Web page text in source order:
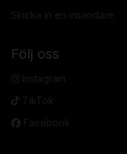
Skicka in en insändare
Följ oss
Instagram
TikTok
Facebook